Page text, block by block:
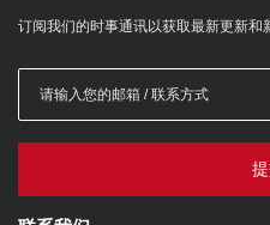
订阅我们的时事通讯以获取最新更新和